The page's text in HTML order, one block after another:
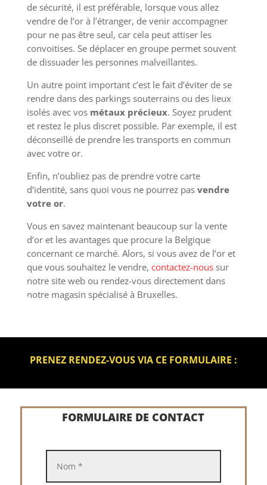
de sécurité, il est préférable, lorsque vous allez
vendre de l’or à l’étranger, de venir accompagner
pour ne pas être seul, car cela peut attiser les
convoitises. Se déplacer en groupe permet souvent
de dissuader les personnes malveillantes.
Un autre point important c’est le fait d’éviter de se
rendre dans des parkings souterrains ou des lieux
isolés avec vos métaux précieux. Soyez prudent
et restez le plus discret possible. Par exemple, il est
déconseillé de prendre les transports en commun
avec votre or.
Enfin, n’oubliez pas de prendre votre carte
d’identité, sans quoi vous ne pourrez pas vendre
votre or.
Vous en savez maintenant beaucoup sur la vente
d’or et les avantages que procure la Belgique
concernant ce marché. Alors, si vous avez de l’or et
que vous souhaitez le vendre, contactez-noussur
notre site web ou rendez-vous directement dans
notre magasin spécialisé à Bruxelles.
PRENEZ RENDEZ-VOUS VIA CE FORMULAIRE :
FORMULAIRE DE CONTACT